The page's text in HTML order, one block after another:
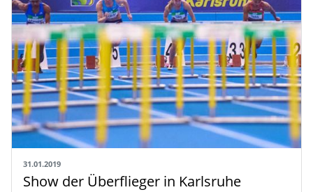
31.01.2019
Show der Überflieger in Karlsruhe